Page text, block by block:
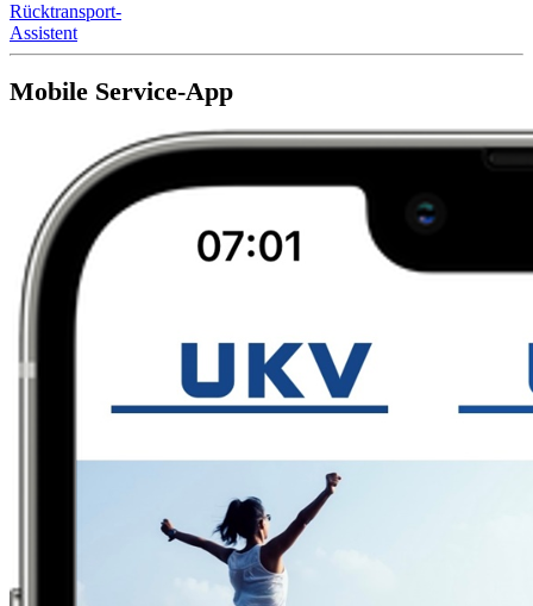
Rücktransport-
Assistent
Mobile Service-App